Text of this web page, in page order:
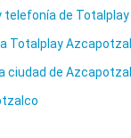
de
Totalplay
ciudad de